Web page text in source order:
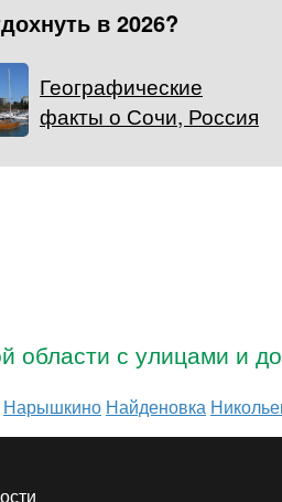
в 2026?
Географические
факты о Сочи, Россия
области с улицами и
Нарышкино Найденовка